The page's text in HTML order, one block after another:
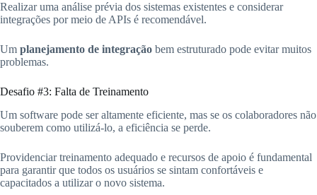
Realizar uma análise prévia dos sistemas existentes e considerar
integrações por meio de APIs é recomendável.
Um planejamento de integração bem estruturado pode evitar muitos
problemas.
Desafio #3: Falta de Treinamento
Um software pode ser altamente eficiente, mas se os colaboradores não
souberem como utilizá-lo, a eficiência se perde.
Providenciar treinamento adequado e recursos de apoio é fundamental
para garantir que todos os usuários se sintam confortáveis e
capacitados a utilizar o novo sistema.